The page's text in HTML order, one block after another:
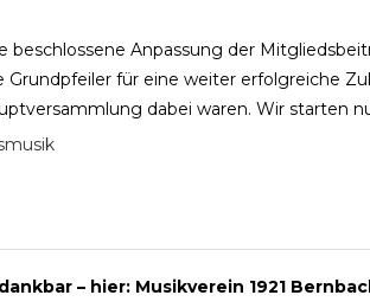
Anpassung der
für eine weiter erfolgreiche
dabei waren. Wir starten
– hier: Musikverein 1921